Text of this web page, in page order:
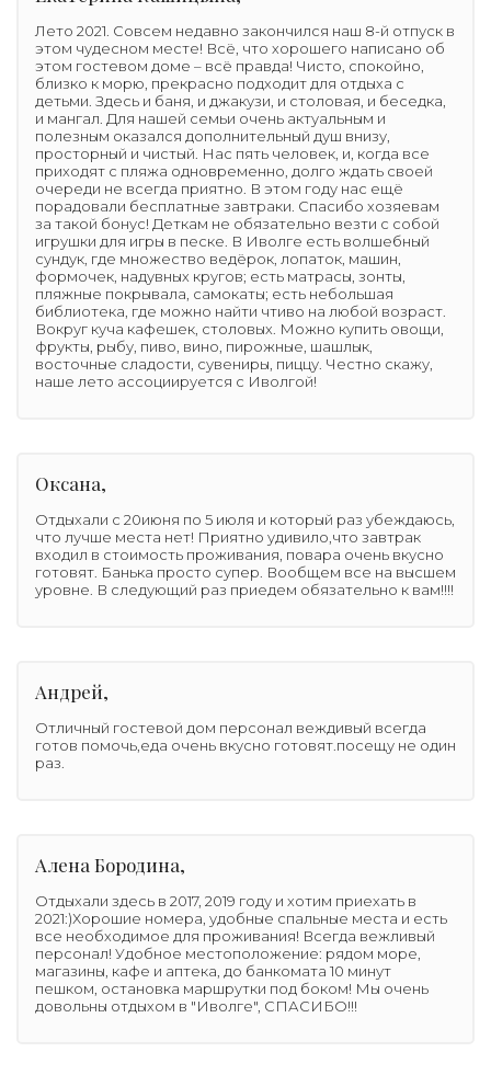
Лето 2021. Совсем недавно закончился наш 8-й отпуск в
этом чудесном месте! Всё, что хорошего написано об
этом гостевом доме – всё правда! Чисто, спокойно,
близко к морю, прекрасно подходит для отдыха с
детьми. Здесь и баня, и джакузи, и столовая, и беседка,
и мангал. Для нашей семьи очень актуальным и
полезным оказался дополнительный душ внизу,
просторный и чистый. Нас пять человек, и, когда все
приходят с пляжа одновременно, долго ждать своей
очереди не всегда приятно. В этом году нас ещё
порадовали бесплатные завтраки. Спасибо хозяевам
за такой бонус! Деткам не обязательно везти с собой
игрушки для игры в песке. В Иволге есть волшебный
сундук, где множество ведёрок, лопаток, машин,
формочек, надувных кругов; есть матрасы, зонты,
пляжные покрывала, самокаты; есть небольшая
библиотека, где можно найти чтиво на любой возраст.
Вокруг куча кафешек, столовых. Можно купить овощи,
фрукты, рыбу, пиво, вино, пирожные, шашлык,
восточные сладости, сувениры, пиццу. Честно скажу,
наше лето ассоциируется с Иволгой!
Оксана,
Отдыхали с 20июня по 5 июля и который раз убеждаюсь,
что лучше места нет! Приятно удивило,что завтрак
входил в стоимость проживания, повара очень вкусно
готовят. Банька просто супер. Вообщем все на высшем
уровне. В следующий раз приедем обязательно к вам!!!!
Андрей,
Отличный гостевой дом персонал веждивый всегда
готов помочь,еда очень вкусно готовят.посещу не один
раз.
Алена Бородина,
Отдыхали здесь в 2017, 2019 году и хотим приехать в
2021:)Хорошие номера, удобные спальные места и есть
все необходимое для проживания! Всегда вежливый
персонал! Удобное местоположение: рядом море,
магазины, кафе и аптека, до банкомата 10 минут
пешком, остановка маршрутки под боком! Мы очень
довольны отдыхом в "Иволге", СПАСИБО!!!